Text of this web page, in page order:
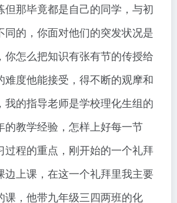
但那毕竟都是自己的同学，与初
同的，你面对他们的突发状况是
你怎么把知识有张有节的传授给
难度他能接受，得不断的观摩和
我的指导老师是学校理化生组的
的教学经验，怎样上好每一节
过程的重点，刚开始的一个礼拜
边上课，在这一个礼拜里我主要
课，他带九年级三四两班的化